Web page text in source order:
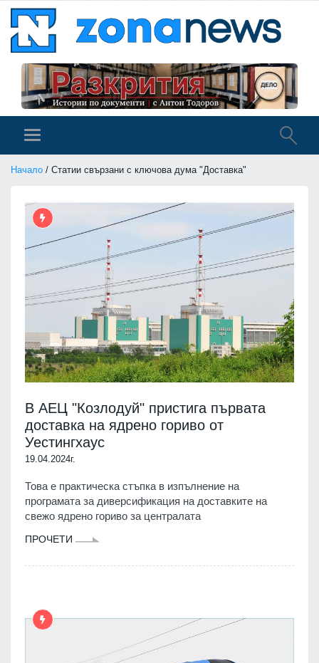
Начало / Статии свързани с ключова дума "Доставка"
В АЕЦ "Козлодуй" пристига първата
доставка на ядрено гориво от
Уестингхаус
19.04.2024г.
Това е практическа стъпка в изпълнение на
програмата за диверсификация на доставките на
свежо ядрено гориво за централата
ПРОЧЕТИ